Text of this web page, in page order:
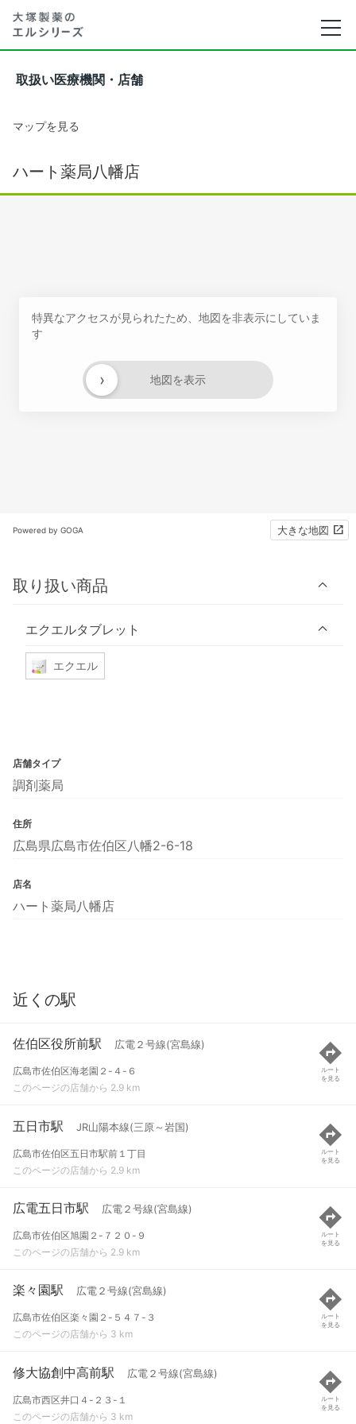
取扱い医療機関・店舗
マップを見る
ハート薬局八幡店
特異なアクセスが見られたため、地図を非表示にしていま
す
地図を表示
›
Powered by GOGA 大きな地図
取り扱い商品
エクエルタブレット
エクエル
店舗タイプ
調剤薬局
住所
広島県広島市佐伯区八幡2-6-18
店名
ハート薬局八幡店
近くの駅
佐伯区役所前駅 広電２号線(宮島線)
広島市佐伯区海老園２-４-６
このページの店舗から 2.9 km
ルート
を見る
五日市駅 JR山陽本線(三原～岩国)
広島市佐伯区五日市駅前１丁目
このページの店舗から 2.9 km
ルート
を見る
広電五日市駅 広電２号線(宮島線)
広島市佐伯区旭園２-７２０-９
このページの店舗から 2.9 km
ルート
を見る
楽々園駅 広電２号線(宮島線)
広島市佐伯区楽々園２-５４７-３
このページの店舗から 3 km
ルート
を見る
修大協創中高前駅 広電２号線(宮島線)
広島市西区井口４-２３-１
このページの店舗から 3 km
ルート
を見る